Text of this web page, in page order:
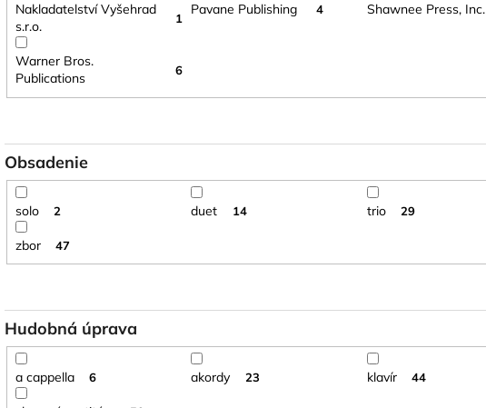
Nakladatelství Vyšehrad
s.r.o.
1
Pavane Publishing 4 Shawnee Press, Inc.
Warner Bros.
Publications
6
Obsadenie
solo 2 duet 14 trio 29
zbor 47
Hudobná úprava
a cappella 6 akordy 23 klavír 44